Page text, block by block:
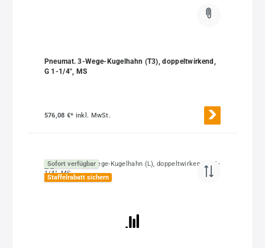
Pneumat. 3-Wege-Kugelhahn (T3), doppeltwirkend,
G 1-1/4", MS
576,08 €* inkl. MwSt.
Sofort verfügbar
Staffelrabatt sichern